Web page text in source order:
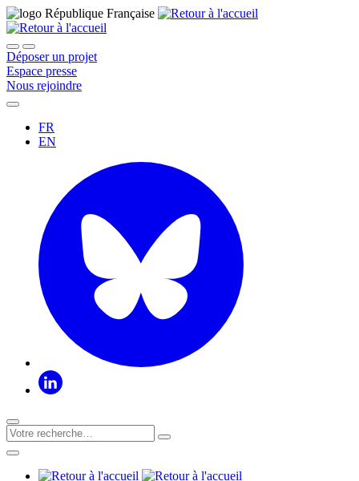
Déposer un projet
Espace presse
Nous rejoindre
FR
EN